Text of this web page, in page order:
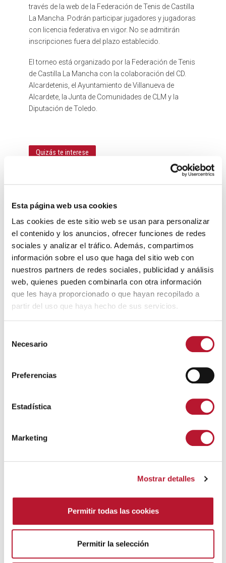
Esta página web usa cookies
Las cookies de este sitio web se usan para personalizar
el contenido y los anuncios, ofrecer funciones de redes
sociales y analizar el tráfico. Además, compartimos
información sobre el uso que haga del sitio web con
nuestros partners de redes sociales, publicidad y análisis
web, quienes pueden combinarla con otra información
que les haya proporcionado o que hayan recopilado a
partir del uso que haya hecho de sus servicios.
Necesario
Preferencias
Estadística
Marketing
Mostrar detalles
Permitir todas las cookies
Permitir la selección
través de la web de la Federación de Tenis de Castilla
La Mancha. Podrán participar jugadores y jugadoras
con licencia federativa en vigor. No se admitirán
inscripciones fuera del plazo establecido.
El torneo está organizado por la Federación de Tenis
de Castilla La Mancha con la colaboración del CD.
Alcardetenis, el Ayuntamiento de Villanueva de
Alcardete, la Junta de Comunidades de CLM y la
Diputación de Toledo.
Quizás te interese
DEPORTES
Torneos de Mus y Ajedrez. Fiestas del Cristo del
Consuelo 2026.
7 agosto, 2026
DEPORTES